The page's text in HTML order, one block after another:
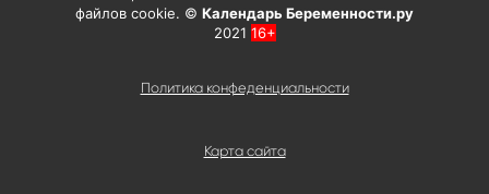
Карта сайта
файлов cookie. © Календарь Беременности.ру
2021 16+
Политика конфеденциальности